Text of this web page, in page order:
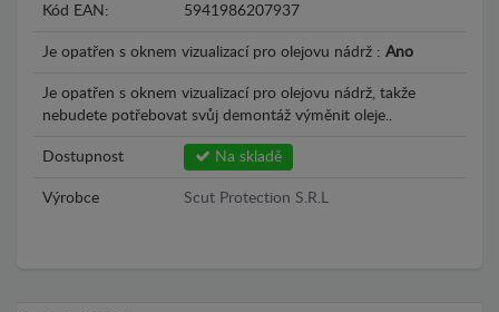
Kód EAN: 5941986207937
Je opatřen s oknem vizualizací pro olejovu nádrž : Ano
Je opatřen s oknem vizualizací pro olejovu nádrž, takže
nebudete potřebovat svůj demontáž výměnit oleje..
Dostupnost Na skladě
Výrobce Scut Protection S.R.L